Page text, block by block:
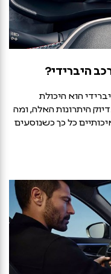
היברידי?
הוא היכולת
היתרונות האלה, ומה
כל כך כשנוסעים